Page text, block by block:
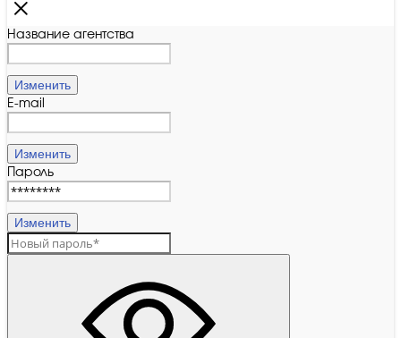
Название агентства
Изменить
E-mail
Изменить
Пароль
Изменить